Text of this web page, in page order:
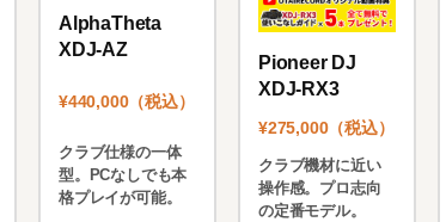
AlphaTheta
XDJ-AZ
¥440,000（税込）
クラブ仕様の一体
型。PCなしでも本
格プレイが可能。
Pioneer DJ
XDJ-RX3
¥275,000（税込）
クラブ機材に近い
操作感。プロ志向
の定番モデル。